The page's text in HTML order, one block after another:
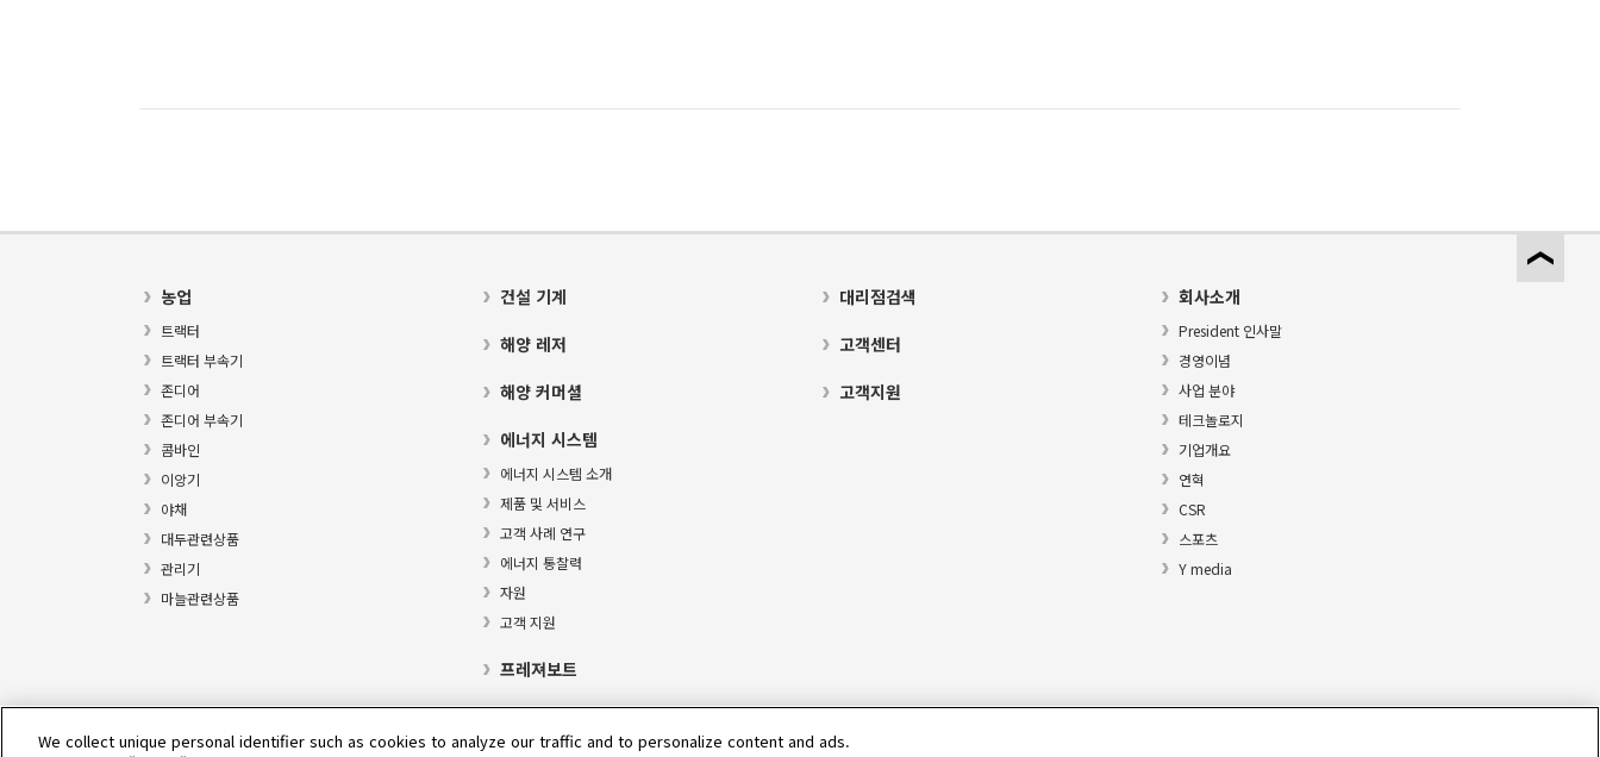
농업
트랙터
트랙터 부속기
존디어
존디어 부속기
콤바인
이앙기
야채
대두관련상품
관리기
마늘관련상품
건설 기계
해양 레저
해양 커머셜
에너지 시스템
에너지 시스템 소개
제품 및 서비스
고객 사례 연구
에너지 통찰력
자원
고객 지원
프레져보트
대리점검색
고객센터
고객지원
회사소개
President 인사말
경영이념
사업 분야
테크놀로지
기업개요
연혁
CSR
스포츠
Y media
We collect unique personal identifier such as cookies to analyze our traffic and to personalize content and ads.